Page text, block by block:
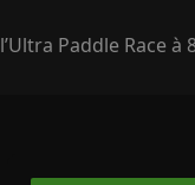
Paddle Race à